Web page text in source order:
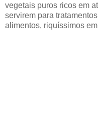
vegetais puros ricos em
servirem para
alimentos, riquíssimos